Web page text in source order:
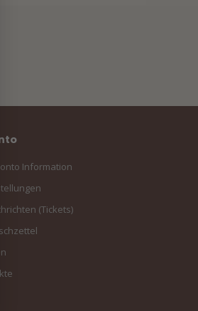
Information
(Tickets)